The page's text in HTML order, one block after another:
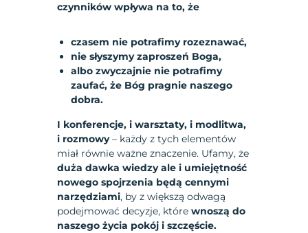
czynników wpływa na to, że
czasem nie potrafimy rozeznawać,
nie słyszymy zaproszeń Boga,
albo zwyczajnie nie potrafimy
zaufać, że Bóg pragnie naszego
dobra.
I konferencje, i warsztaty, i modlitwa,
i rozmowy– każdy z tych elementów
miał równie ważne znaczenie. Ufamy, że
duża dawka wiedzy ale i umiejętność
nowego spojrzenia będą cennymi
narzędziami, by z większą odwagą
podejmować decyzje, którewnoszą do
naszego życia pokój i szczęście.